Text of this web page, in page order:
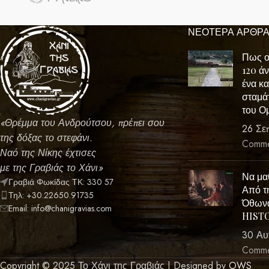
«Θρέμμα του Ανδρούτσου, πρέπει σου
της δόξας το στεφάνι.
Ναό της Νίκης έχτισες
με της Γραβιάς το Χάνι»
Γραβιά Φωκίδας ΤΚ: 330 57
Τηλ: +30.22650.91735
Email: info@chanigravias.com
ΝΕΟΤΕΡΑ ΑΡΘΡΑ
Πως ο
120
ένα
του
26
Να
Από
30
Copyright © 2025 Το Χάνι της Γραβιάς | Designed byOWS